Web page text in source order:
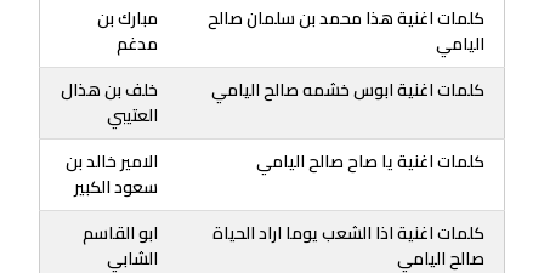
كلمات اغنية هذا محمد بن سلمان صالح
اليامي
مبارك بن
مدغم
كلمات اغنية ابوس خشمه صالح اليامي
خلف بن هذال
العتيبي
كلمات اغنية يا صاح صالح اليامي
الامير خالد بن
سعود الكبير
كلمات اغنية اذا الشعب يوما اراد الحياة
صالح اليامي
ابو القاسم
الشابي